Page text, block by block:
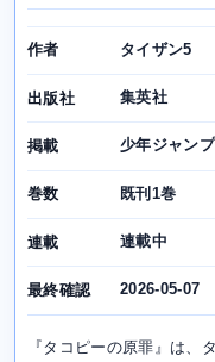
作者 タイザン5
出版社 集英社
掲載 少年ジャン
巻数 既刊1巻
連載 連載中
最終確認 2026-05-07
『タコピーの原罪』は、